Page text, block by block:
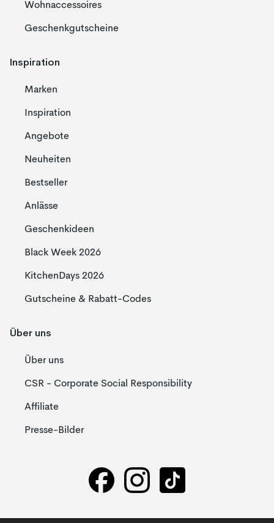
Wohnaccessoires
Geschenkgutscheine
Inspiration
Marken
Inspiration
Angebote
Neuheiten
Bestseller
Anlässe
Geschenkideen
Black Week 2026
KitchenDays 2026
Gutscheine & Rabatt-Codes
Über uns
Über uns
CSR - Corporate Social Responsibility
Affiliate
Presse-Bilder